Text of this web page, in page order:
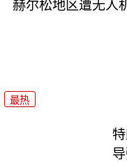
赫尔松地区遭无人
最热